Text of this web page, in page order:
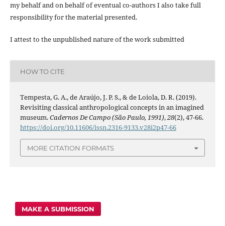
my behalf and on behalf of eventual co-authors I also take full
responsibility for the material presented.
I attest to the unpublished nature of the work submitted
HOW TO CITE
Tempesta, G. A., de Araújo, J. P. S., & de Loiola, D. R. (2019).
Revisiting classical anthropological concepts in an imagined
museum.Cadernos De Campo (São Paulo, 1991),28(2), 47-66.
https://doi.org/10.11606/issn.2316-9133.v28i2p47-66
MORE CITATION FORMATS
MAKE A SUBMISSION